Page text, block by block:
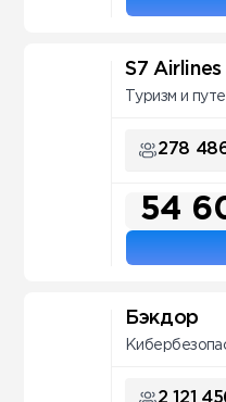
S7 Airlines
Туризм и
278
54
Бэкдор
2 121